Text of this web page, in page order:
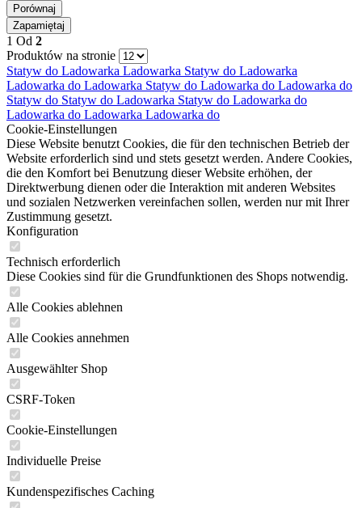
Porównaj
Zapamiętaj
1 Od 2
Produktów na stronie
Statyw do Ladowarka Ladowarka Statyw do Ladowarka
Ladowarka do Ladowarka Statyw do Ladowarka do Ladowarka do
Statyw do Statyw do Ladowarka Statyw do Ladowarka do
Ladowarka do Ladowarka Ladowarka do
Cookie-Einstellungen
Diese Website benutzt Cookies, die für den technischen Betrieb der
Website erforderlich sind und stets gesetzt werden. Andere Cookies,
die den Komfort bei Benutzung dieser Website erhöhen, der
Direktwerbung dienen oder die Interaktion mit anderen Websites
und sozialen Netzwerken vereinfachen sollen, werden nur mit Ihrer
Zustimmung gesetzt.
Konfiguration
Technisch erforderlich
Diese Cookies sind für die Grundfunktionen des Shops notwendig.
Alle Cookies ablehnen
Alle Cookies annehmen
Ausgewählter Shop
CSRF-Token
Cookie-Einstellungen
Individuelle Preise
Kundenspezifisches Caching